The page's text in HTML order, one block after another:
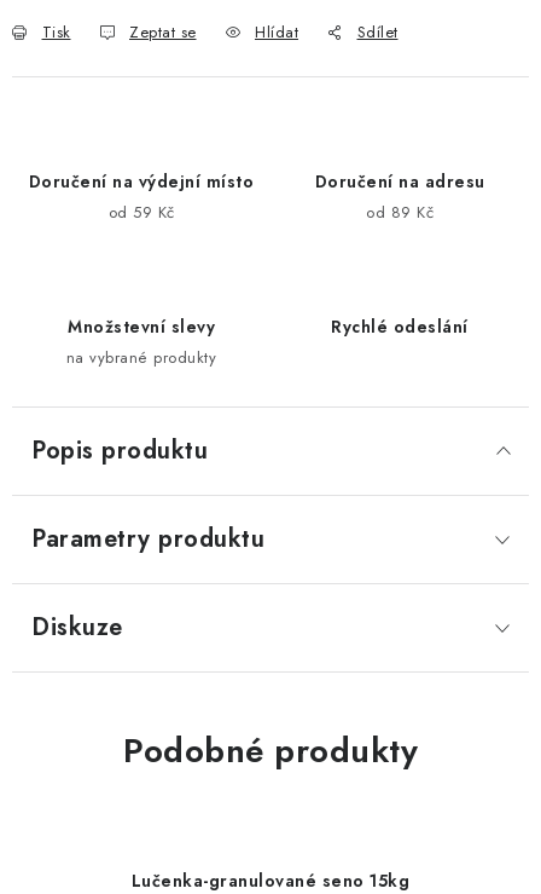
Tisk Zeptat se Hlídat Sdílet
Doručení na výdejní místo
od 59 Kč
Doručení na adresu
od 89 Kč
Množstevní slevy
na vybrané produkty
Rychlé odeslání
Popis produktu
Parametry produktu
Diskuze
Podobné produkty
Lučenka-granulované seno 15kg